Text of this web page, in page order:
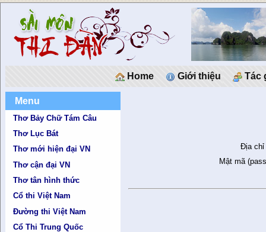
Home Giới thiệu Tác
Menu
Thơ Bảy Chữ Tám Câu
Thơ Lục Bát
Thơ mới hiện đại VN
Thơ cận đại VN
Thơ tân hình thức
Cổ thi Việt Nam
Đường thi Việt Nam
Cổ Thi Trung Quốc
Địa chỉ
Mật mã